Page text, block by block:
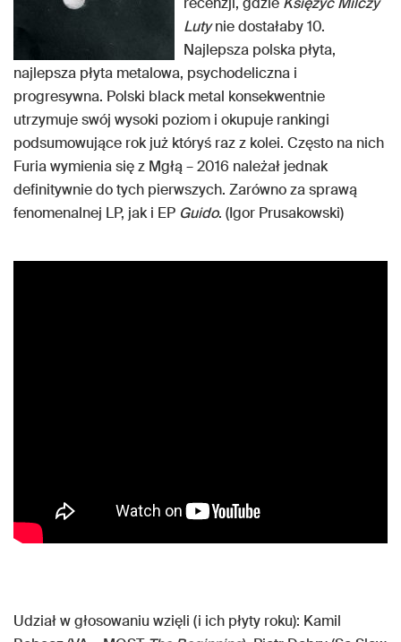
Lutynie dostałaby 10.
Najlepsza polska płyta,
najlepsza płyta metalowa, psychodeliczna i
progresywna. Polski black metal konsekwentnie
utrzymuje swój wysoki poziom i okupuje rankingi
podsumowujące rok już któryś raz z kolei. Często na nich
Furia wymienia się z Mgłą – 2016 należał jednak
definitywnie do tych pierwszych. Zarówno za sprawą
fenomenalnej LP, jak i EP Guido. (Igor Prusakowski)
Udział w głosowaniu wzięli (i ich płyty roku): Kamil